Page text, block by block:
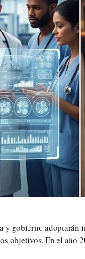
y gobierno
objetivos. En el año